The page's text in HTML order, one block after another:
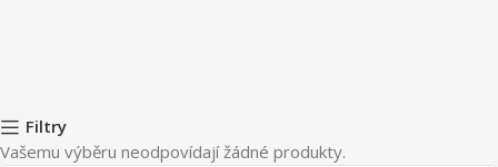
Filtry
Vašemu výběru neodpovídají žádné produkty.